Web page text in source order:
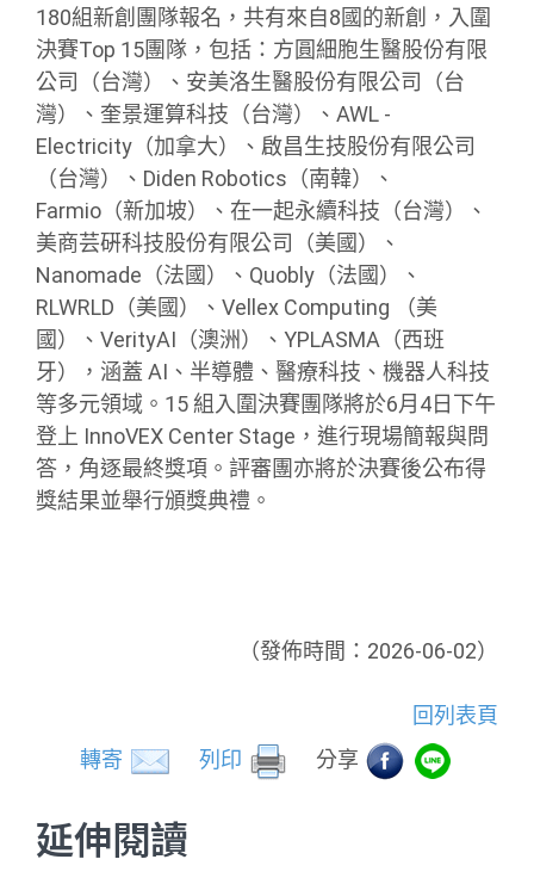
180組新創團隊報名，共有來自8國的新創，入圍
決賽Top 15團隊，包括：方圓細胞生醫股份有限
公司（台灣）、安美洛生醫股份有限公司（台
灣）、奎景運算科技（台灣）、AWL -
Electricity（加拿大）、啟昌生技股份有限公司
（台灣）、Diden Robotics（南韓）、
Farmio（新加坡）、在一起永續科技（台灣）、
美商芸硏科技股份有限公司（美國）、
Nanomade（法國）、Quobly（法國）、
RLWRLD（美國）、Vellex Computing （美
國）、VerityAI（澳洲）、YPLASMA（西班
牙），涵蓋 AI、半導體、醫療科技、機器人科技
等多元領域。15 組入圍決賽團隊將於6月4日下午
登上 InnoVEX Center Stage，進行現場簡報與問
答，角逐最終獎項。評審團亦將於決賽後公布得
獎結果並舉行頒獎典禮。
（發佈時間：2026-06-02）
回列表頁
轉寄
列印 分享
延伸閱讀